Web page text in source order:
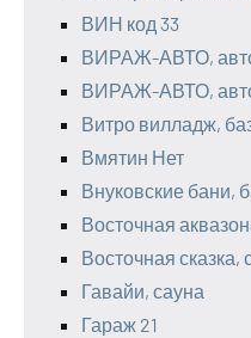
ВИН код 33
ВИРАЖ-АВТО,
ВИРАЖ-АВТО,
Витро вилладж,
Вмятин Нет
Внуковские бани,
Восточная
Восточная сказка,
Гавайи, сауна
Гараж 21